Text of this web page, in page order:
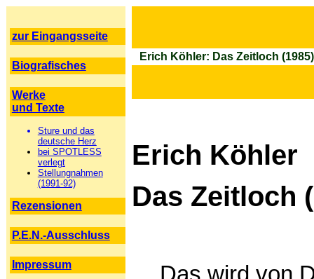
zur Eingangsseite
Biografisches
Werke
und Texte
Sture und das
deutsche Herz
bei SPOTLESS
verlegt
Stellungnahmen
(1991-92)
Rezensionen
P.E.N.-Ausschluss
Impressum
Erich Köhler: Das Zeitloch (1985)
Erich Köhler
Das Zeitloch